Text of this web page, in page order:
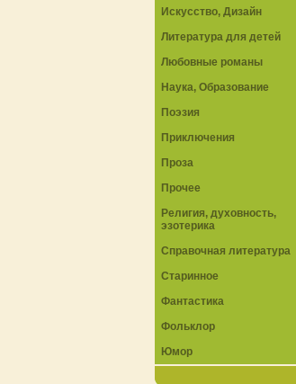
Искусство, Дизайн
Литература для детей
Любовные романы
Наука, Образование
Поэзия
Приключения
Проза
Прочее
Религия, духовность,
эзотерика
Справочная литература
Старинное
Фантастика
Фольклор
Юмор